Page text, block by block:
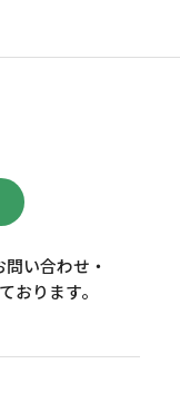
い合わせ・
おります。